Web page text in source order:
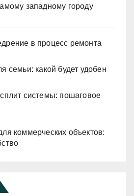
западному городу
в процесс ремонта
семьи: какой будет удобен
системы: пошаговое
коммерческих объектов: